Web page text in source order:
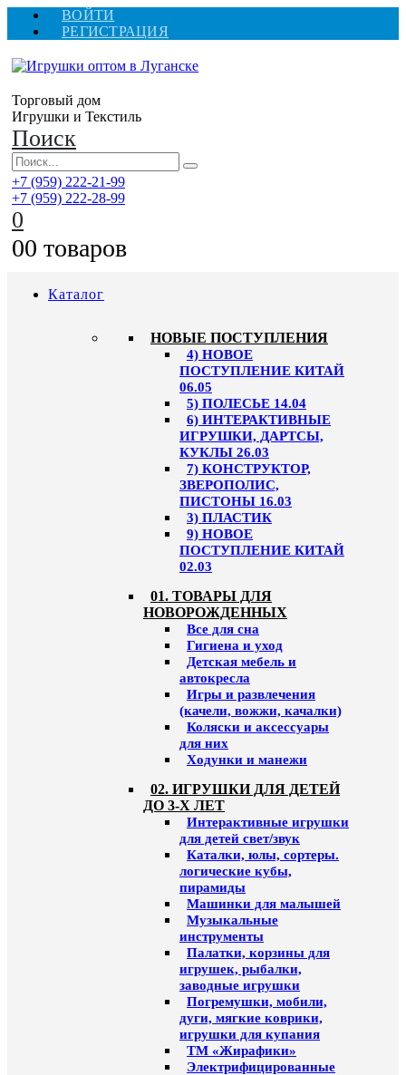
ВОЙТИ
РЕГИСТРАЦИЯ
Торговый дом
Игрушки и Текстиль
Поиск
+7 (959) 222-21-99
+7 (959) 222-28-99
0
00 товаров
Каталог
НОВЫЕ ПОСТУПЛЕНИЯ
4) НОВОЕ
ПОСТУПЛЕНИЕ КИТАЙ
06.05
5) ПОЛЕСЬЕ 14.04
6) ИНТЕРАКТИВНЫЕ
ИГРУШКИ, ДАРТСЫ,
КУКЛЫ 26.03
7) КОНСТРУКТОР,
ЗВЕРОПОЛИС,
ПИСТОНЫ 16.03
3) ПЛАСТИК
9) НОВОЕ
ПОСТУПЛЕНИЕ КИТАЙ
02.03
01. ТОВАРЫ ДЛЯ
НОВОРОЖДЕННЫХ
Все для сна
Гигиена и уход
Детская мебель и
автокресла
Игры и развлечения
(качели, вожжи, качалки)
Коляски и аксессуары
для них
Ходунки и манежи
02. ИГРУШКИ ДЛЯ ДЕТЕЙ
ДО 3-Х ЛЕТ
Интерактивные игрушки
для детей свет/звук
Каталки, юлы, сортеры.
логические кубы,
пирамиды
Машинки для малышей
Музыкальные
инструменты
Палатки, корзины для
игрушек, рыбалки,
заводные игрушки
Погремушки, мобили,
дуги, мягкие коврики,
игрушки для купания
ТМ «Жирафики»
Электрифицированные